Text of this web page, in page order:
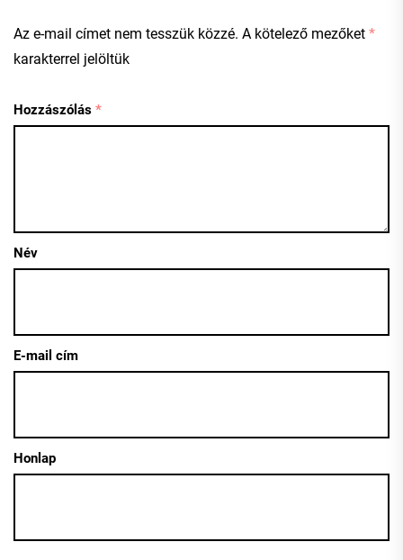
Az e-mail címet nem tesszük közzé. A kötelező mezőket *
karakterrel jelöltük
Hozzászólás *
Név
E-mail cím
Honlap